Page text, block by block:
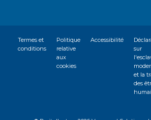
Termes et
conditions
Politique
relative
aux
cookies
Accessibilité
sur
et la
des